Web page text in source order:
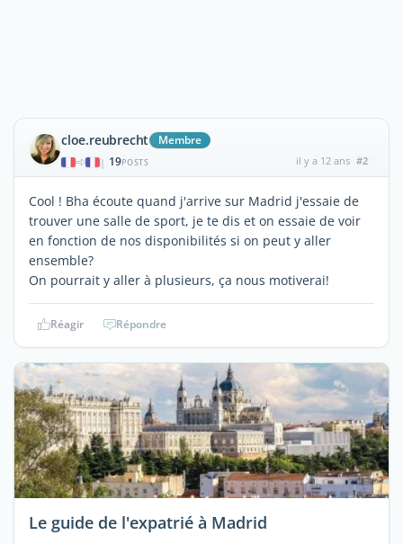
cloe.reubrecht Membre
| 19POSTS il y a 12 ans #2
Cool ! Bha écoute quand j'arrive sur Madrid j'essaie de
trouver une salle de sport, je te dis et on essaie de voir
en fonction de nos disponibilités si on peut y aller
ensemble?
On pourrait y aller à plusieurs, ça nous motiverai!
Réagir Répondre
Le guide de l'expatrié à Madrid